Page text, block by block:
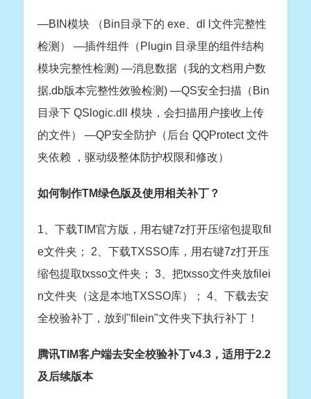
—BIN模块 （Bin目录下的 exe、dl l文件完整性
检测）
—插件组件（Plugin 目录里的组件结构
模块完整性检测) —消息数据（我的文档用户数
据.db版本完整性效验检测) —QS安全扫描（Bin
目录下 QSlogic.dll 模块，会扫描用户接收上传
的文件）
—QP安全防护（后台 QQProtect 文件
夹依赖 ，驱动级整体防护权限和修改）
如何制作TM绿色版及使用相关补丁？
1、下载TIM官方版，用右键7z打开压缩包提取fil
e文件夹；
2、下载TXSSO库，用右键7z打开压
缩包提取txsso文件夹；
3、把txsso文件夹放filei
n文件夹（这是本地TXSSO库）；
4、下载去安
全校验补丁，放到"filein"文件夹下执行补丁！
腾讯TIM客户端去安全校验补丁v4.3，适用于2.2
及后续版本